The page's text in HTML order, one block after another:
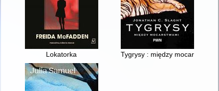
Lokatorka Tygrysy : między mocarstwami